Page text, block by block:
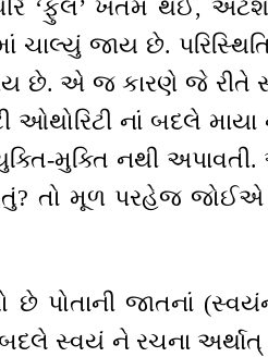
ધીરે ‘ફુલ’ ખતમ થઈ,
ચાલ્યું જાય છે.
એ જ કારણે જે રીતે
નાં બદલે માયા
મુક્તિ નથી અપાવતી.
તો મૂળ પરહેજ
પોતાની જાતનાં
બદલે સ્વયં ને રચના